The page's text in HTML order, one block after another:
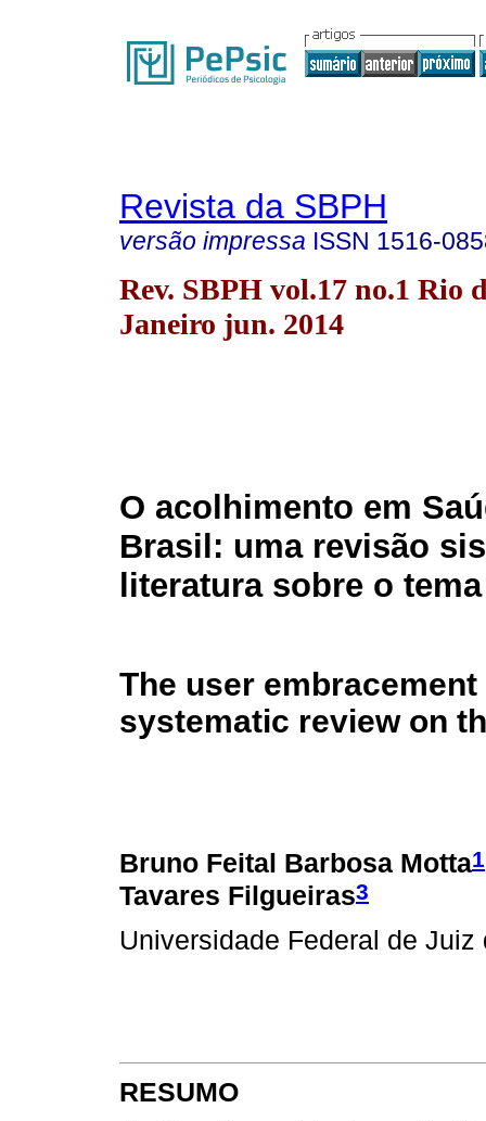
Revista da SBPH
versão impressa ISSN 1516-
Rev. SBPH vol.17 no.1 Rio
Janeiro jun. 2014
O acolhimento em
Brasil: uma revisão
literatura sobre o tema
The user
systematic review on
Bruno Feital Barbosa Motta1
Tavares Filgueiras3
Universidade Federal de Juiz
RESUMO